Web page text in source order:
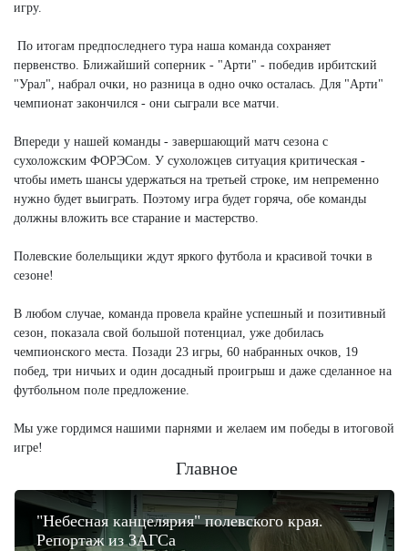
игру.
По итогам предпоследнего тура наша команда сохраняет
первенство. Ближайший соперник - "Арти" - победив ирбитский
"Урал", набрал очки, но разница в одно очко осталась. Для "Арти"
чемпионат закончился - они сыграли все матчи.
Впереди у нашей команды - завершающий матч сезона с
сухоложским ФОРЭСом. У сухоложцев ситуация критическая -
чтобы иметь шансы удержаться на третьей строке, им непременно
нужно будет выиграть. Поэтому игра будет горяча, обе команды
должны вложить все старание и мастерство.
Полевские болельщики ждут яркого футбола и красивой точки в
сезоне!
В любом случае, команда провела крайне успешный и позитивный
сезон, показала свой большой потенциал, уже добилась
чемпионского места. Позади 23 игры, 60 набранных очков, 19
побед, три ничьих и один досадный проигрыш и даже сделанное на
футбольном поле предложение.
Мы уже гордимся нашими парнями и желаем им победы в итоговой
игре!
Главное
"Небесная канцелярия" полевского края.
Репортаж из ЗАГСа